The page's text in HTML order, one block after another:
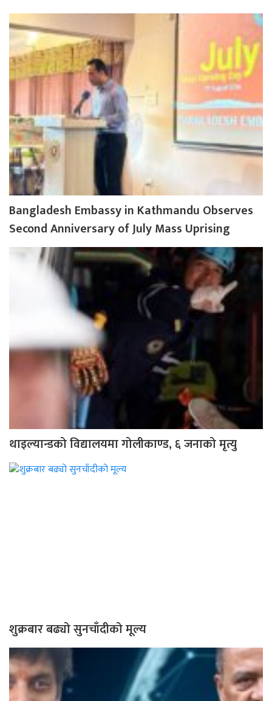
Bangladesh Embassy in Kathmandu Observes
Second Anniversary of July Mass Uprising
थाइल्यान्डको विद्यालयमा गोलीकाण्ड, ६ जनाको मृत्यु
शुक्रबार बढ्यो सुनचाँदीको मूल्य